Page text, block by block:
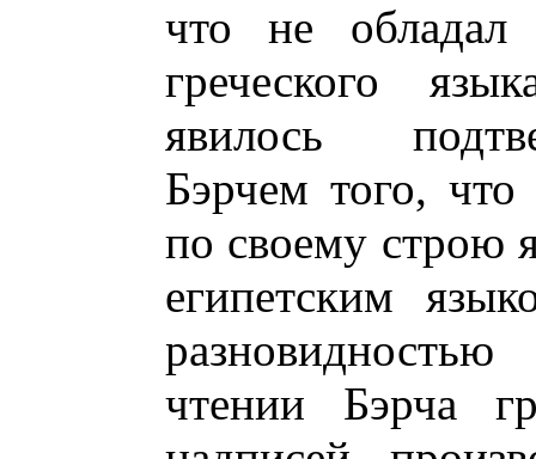
что не обладал
греческого
явилось
Бэрчем того,
по своему строю
египетским
чтении Бэрча